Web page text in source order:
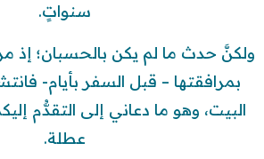
سنواتٍ.
ولكنَّ حدث ما لم يكن بالحسبان؛ إذ
بمرافقتها – قبل السفر بأيام-
البيت، وهو ما دعاني إلى التقدُّم
عطلة.